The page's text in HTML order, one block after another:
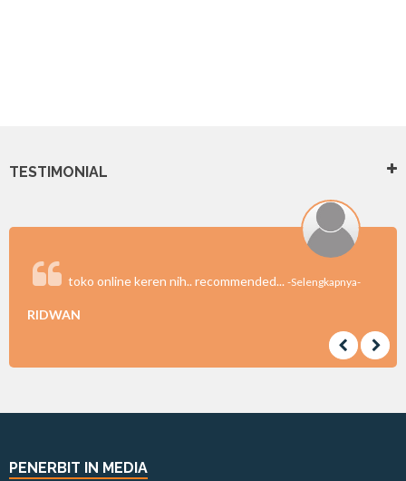
TESTIMONIAL
toko online keren nih.. recommended... -Selengkapnya-
RIDWAN
PENERBIT IN MEDIA